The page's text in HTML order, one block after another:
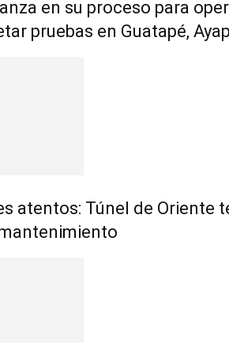
en su proceso para
pruebas en Guatapé,
atentos: Túnel de Oriente